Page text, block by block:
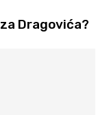
Dragovića?